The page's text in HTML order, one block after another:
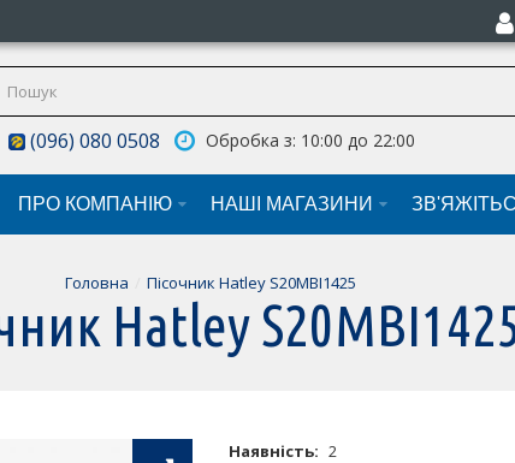
(096) 080 0508 Обробка з: 10:00 до 22:00
ПРО КОМПАНІЮ НАШI МАГАЗИНИ
Головна Пісочник Hatley S20MBI1425
Hatley
Наявність: 2